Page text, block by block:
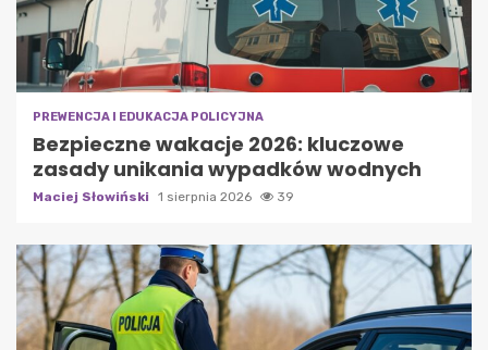
PREWENCJA I EDUKACJA POLICYJNA
Bezpieczne wakacje 2026: kluczowe
zasady unikania wypadków wodnych
Maciej Słowiński 1 sierpnia 2026 39